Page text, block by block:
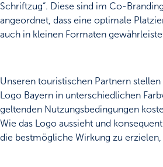
Schriftzug“. Diese sind im Co-
angeordnet, dass eine optimale
auch in kleinen Formaten
Unseren touristischen Partnern
Logo Bayern in unterschiedlichen
geltenden Nutzungsbedingungen
Wie das Logo aussieht und
die bestmögliche Wirkung zu